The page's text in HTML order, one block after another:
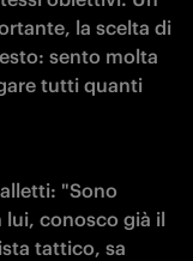
la scelta di
sento molta
tutti quanti
"Sono
conosco già il
tattico, sa